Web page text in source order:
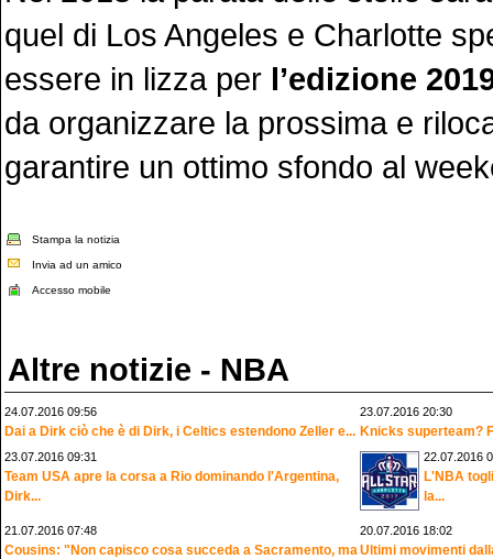
quel di Los Angeles e Charlotte
essere in lizza per l’edizione
da organizzare la prossima e
garantire un ottimo sfondo al
Stampa la notizia
Invia ad un amico
Accesso mobile
Altre notizie - NBA
24.07.2016 09:56
Dai a Dirk ciò che è di Dirk, i Celtics estendono Zeller e...
23.07.2016 20:30
Knicks superteam?
23.07.2016 09:31
Team USA apre la corsa a Rio dominando l'Argentina,
Dirk...
22.07.2016
L'NBA
la...
21.07.2016 07:48
Cousins: "Non capisco cosa succeda a Sacramento, ma
20.07.2016 18:02
Ultimi movimenti